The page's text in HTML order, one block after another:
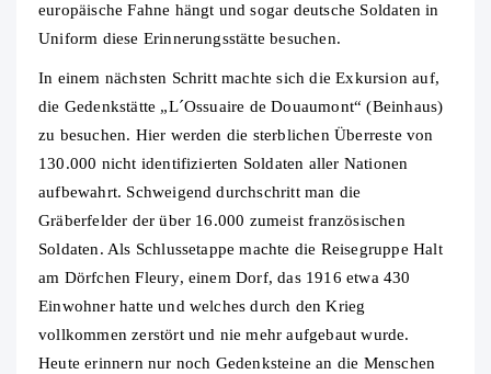
europäische Fahne hängt und sogar deutsche Soldaten in
Uniform diese Erinnerungsstätte besuchen.
In einem nächsten Schritt machte sich die Exkursion auf,
die Gedenkstätte „L´Ossuaire de Douaumont“ (Beinhaus)
zu besuchen. Hier werden die sterblichen Überreste von
130.000 nicht identifizierten Soldaten aller Nationen
aufbewahrt. Schweigend durchschritt man die
Gräberfelder der über 16.000 zumeist französischen
Soldaten. Als Schlussetappe machte die Reisegruppe Halt
am Dörfchen Fleury, einem Dorf, das 1916 etwa 430
Einwohner hatte und welches durch den Krieg
vollkommen zerstört und nie mehr aufgebaut wurde.
Heute erinnern nur noch Gedenksteine an die Menschen